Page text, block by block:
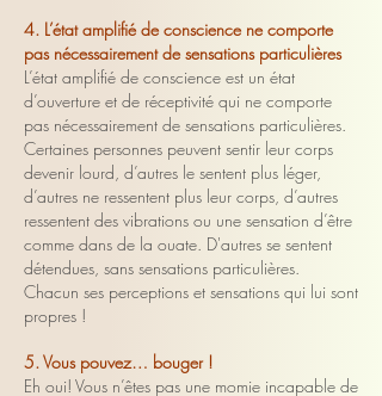
4. L’état amplifié de conscience ne comporte
pas nécessairement de sensations particulières
L’état amplifié de conscience est un état
d’ouverture et de réceptivité qui ne comporte
pas nécessairement de sensations particulières.
Certaines personnes peuvent sentir leur corps
devenir lourd, d’autres le sentent plus léger,
d’autres ne ressentent plus leur corps, d’autres
ressentent des vibrations ou une sensation d’être
comme dans de la ouate. D'autres se sentent
détendues, sans sensations particulières.
Chacun ses perceptions et sensations qui lui sont
propres !
5. Vous pouvez… bouger !
Eh oui! Vous n’êtes pas une momie incapable de